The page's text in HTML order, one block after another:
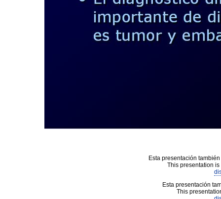
Esta presentación
This presentation
Esta presentación
This